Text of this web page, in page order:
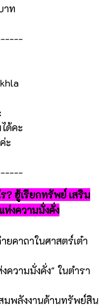
าท
ด้คะ
ะ
? ฮู้เรียกทรัพย์ เสริม
ห่งความมั่งคั่ง
ยคาถาในศาสตร์เต๋า
ความมั่งคั่ง" ในตำรา
มพลังงานด้านทรัพย์สิน